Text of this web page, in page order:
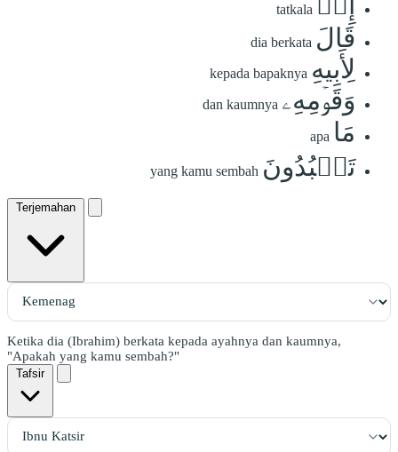
tatkala
قَالَ dia berkata
لِأَبِيهِ kepada bapaknya
وَقَوۡمِهِۦ dan kaumnya
مَا apa
تَعۡبُدُونَ yang kamu sembah
Terjemahan
Ketika dia (Ibrahim) berkata kepada ayahnya dan kaumnya,
"Apakah yang kamu sembah?"
Tafsir